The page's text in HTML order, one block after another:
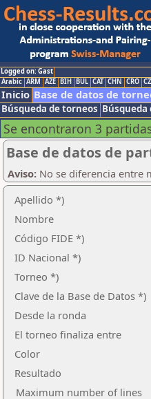
Logged on: Gast
Arabic ARM AZE BIH BUL CAT CHN CRO
Inicio Base de datos de
Búsqueda de torneos Búsqueda
Se encontraron 3
Base de datos de
Aviso: No se diferencia entre
Apellido *)
Nombre
Código FIDE *)
ID Nacional *)
Torneo *)
Clave de la Base de Datos *)
Desde la ronda
El torneo finaliza entre
Color
Resultado
Maximum number of lines